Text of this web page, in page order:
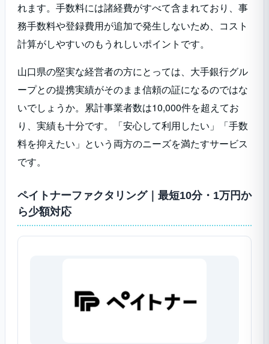
れます。手数料には諸経費がすべて含まれており、事
務手数料や登録費用が追加で発生しないため、コスト
計算がしやすいのもうれしいポイントです。
山口県の堅実な経営者の方にとっては、大手銀行グル
ープとの提携実績がそのまま信頼の証になるのではな
いでしょうか。累計事業者数は10,000件を超えてお
り、実績も十分です。「安心して利用したい」「手数
料を抑えたい」という両方のニーズを満たすサービス
です。
ペイトナーファクタリング｜最短10分・1万円か
ら少額対応